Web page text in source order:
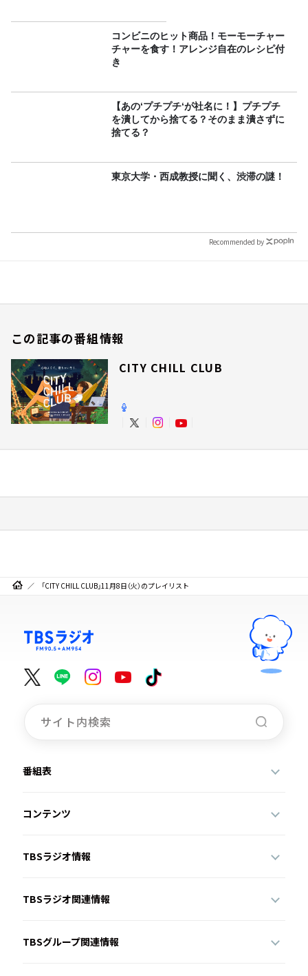
コンビニのヒット商品！モーモーチャー
チャーを食す！アレンジ自在のレシピ付
き
【あの‘プチプチ‘が社名に！】プチプチ
を潰してから捨てる？そのまま潰さずに
捨てる？
東京大学・西成教授に聞く、渋滞の謎！
Recommended by
この記事の番組情報
CITY CHILL CLUB
「CITY CHILL CLUB」11月8日（火）のプレイリスト
番組表
コンテンツ
TBSラジオ情報
TBSラジオ関連情報
TBSグループ関連情報